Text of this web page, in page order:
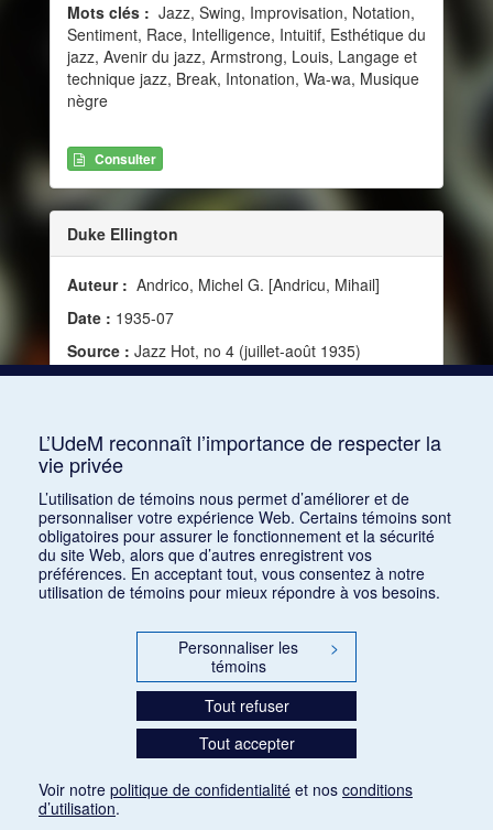
Mots clés : Jazz, Swing, Improvisation, Notation,
Sentiment, Race, Intelligence, Intuitif, Esthétique du
jazz, Avenir du jazz, Armstrong, Louis, Langage et
technique jazz, Break, Intonation, Wa-wa, Musique
nègre
Consulter
Duke Ellington
Auteur : Andrico, Michel G. [Andricu, Mihail]
Date : 1935-07
Source : Jazz Hot, no 4 (juillet-août 1935)
Mots clés :Jazz, Harmonie, Orchestre,
L’UdeM reconnaît l’importance de respecter la
vie privée
L’utilisation de témoins nous permet d’améliorer et de
personnaliser votre expérience Web. Certains témoins sont
obligatoires pour assurer le fonctionnement et la sécurité
du site Web, alors que d’autres enregistrent vos
préférences. En acceptant tout, vous consentez à notre
utilisation de témoins pour mieux répondre à vos besoins.
Personnaliser les
témoins
>
Tout refuser
Tout accepter
Voir notre politique de confidentialité et nos conditions
d’utilisation.